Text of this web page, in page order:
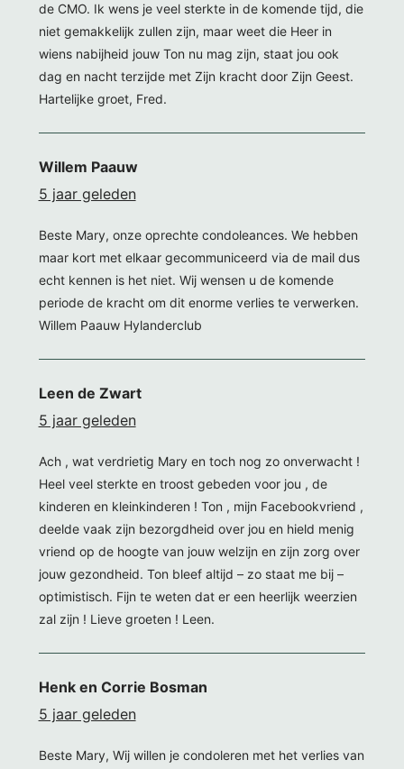
de CMO. Ik wens je veel sterkte in de komende tijd, die
niet gemakkelijk zullen zijn, maar weet die Heer in
wiens nabijheid jouw Ton nu mag zijn, staat jou ook
dag en nacht terzijde met Zijn kracht door Zijn Geest.
Hartelijke groet, Fred.
Willem Paauw
5 jaar geleden
Beste Mary, onze oprechte condoleances. We hebben
maar kort met elkaar gecommuniceerd via de mail dus
echt kennen is het niet. Wij wensen u de komende
periode de kracht om dit enorme verlies te verwerken.
Willem Paauw Hylanderclub
Leen de Zwart
5 jaar geleden
Ach , wat verdrietig Mary en toch nog zo onverwacht !
Heel veel sterkte en troost gebeden voor jou , de
kinderen en kleinkinderen ! Ton , mijn Facebookvriend ,
deelde vaak zijn bezorgdheid over jou en hield menig
vriend op de hoogte van jouw welzijn en zijn zorg over
jouw gezondheid. Ton bleef altijd – zo staat me bij –
optimistisch. Fijn te weten dat er een heerlijk weerzien
zal zijn ! Lieve groeten ! Leen.
Henk en Corrie Bosman
5 jaar geleden
Beste Mary, Wij willen je condoleren met het verlies van